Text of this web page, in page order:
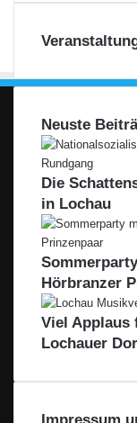
Neuste
Die
in Lochau
Hörbranzer
Viel Applaus
Lochauer